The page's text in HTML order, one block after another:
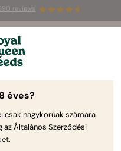
reviews
az első 100-nak,
éves?
csak nagykorúak számára
az Általános Szerződési